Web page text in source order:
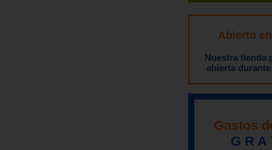
Abierto
Nuestra tienda
abierta
Gastos
G R A